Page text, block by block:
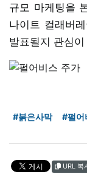
규모 마케팅을
나이트 컬래버
발표될지 관심
#붉은사막 #펄어
URL 복